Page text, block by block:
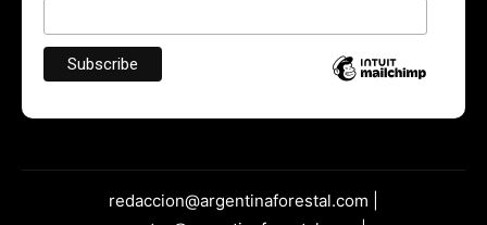
redaccion@argentinaforestal.com |